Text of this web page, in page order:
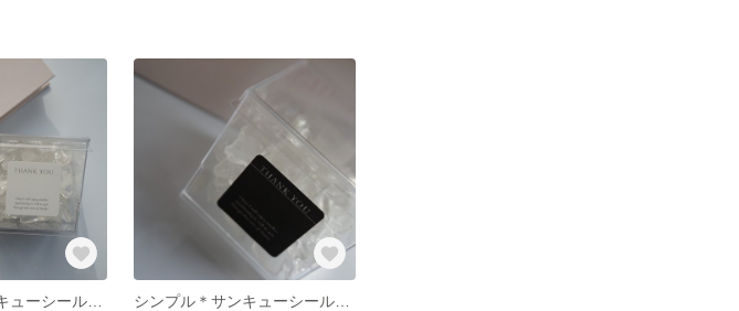
モノクロ＊サンキューシール 白ver. 3cm 50枚